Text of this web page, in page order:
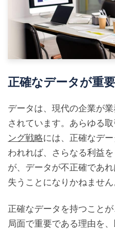
正確なデータが重要
データは、現代の企業が
されています。あらゆる
ング戦略には、正確なデ
われれば、さらなる利益
が、データが不正確であ
失うことになりかねません
正確なデータを持つこと
局面で重要である理由を